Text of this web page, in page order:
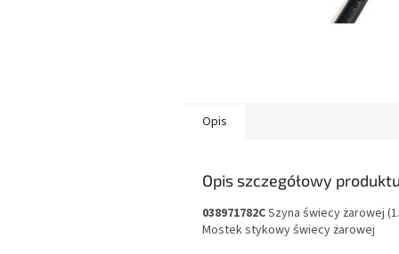
Opis
Opis szczegółowy
038971782CSzyna świecy żarowej
Mostek stykowy świecy żarowej